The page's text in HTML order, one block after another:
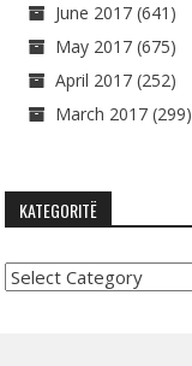
June 2017 (641)
May 2017 (675)
April 2017 (252)
March 2017 (299)
KATEGORITË
Kategoritë